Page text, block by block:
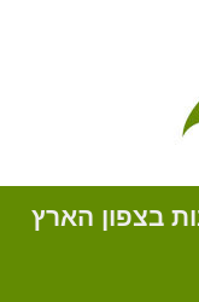
בצפון הארץ